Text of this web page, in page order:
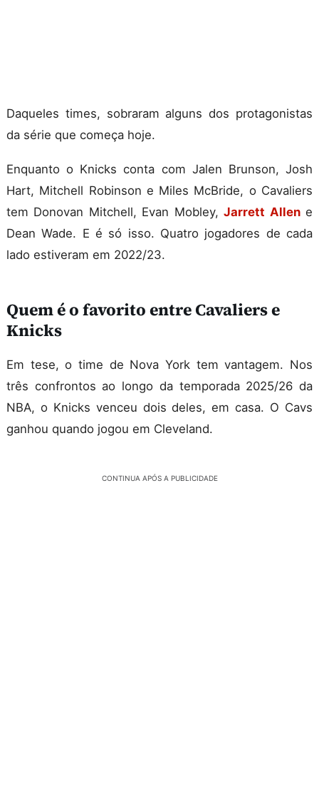
Daqueles times, sobraram alguns dos protagonistas
da série que começa hoje.
Enquanto o Knicks conta com Jalen Brunson, Josh
Hart, Mitchell Robinson e Miles McBride, o Cavaliers
tem Donovan Mitchell, Evan Mobley,Jarrett Allene
Dean Wade. E é só isso. Quatro jogadores de cada
lado estiveram em 2022/23.
Quem é o favorito entre Cavaliers e
Knicks
Em tese, o time de Nova York tem vantagem. Nos
três confrontos ao longo da temporada 2025/26 da
NBA, o Knicks venceu dois deles, em casa. O Cavs
ganhou quando jogou em Cleveland.
CONTINUA APÓS A PUBLICIDADE